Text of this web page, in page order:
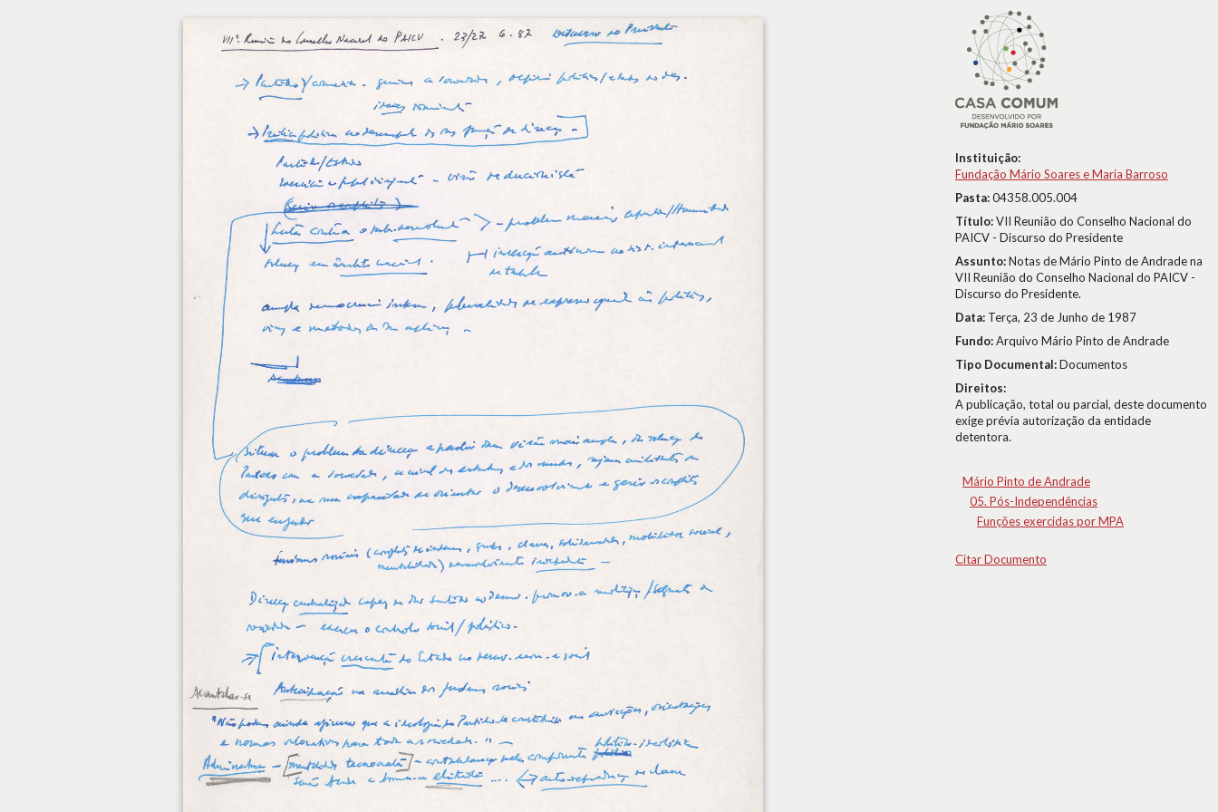
Instituição:
Fundação Mário Soares e Maria Barroso
Pasta:04358.005.004
Título:VII Reunião do Conselho Nacional do
PAICV - Discurso do Presidente
Assunto:Notas de Mário Pinto de Andrade na
VII Reunião do Conselho Nacional do PAICV -
Discurso do Presidente.
Data: Terça, 23 de Junho de 1987
Fundo:Arquivo Mário Pinto de Andrade
Tipo Documental:Documentos
Direitos:
A publicação, total ou parcial, deste documento
exige prévia autorização da entidade
detentora.
Mário Pinto de Andrade
05. Pós-Independências
Funções exercidas por MPA
Citar Documento